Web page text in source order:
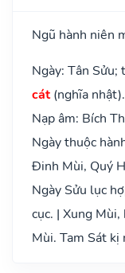
Ngũ hành niên
Ngày: Tân Sửu;
cát(nghĩa nhật).
Nạp âm: Bích
Ngày thuộc
Đinh Mùi, Quý
Ngày Sửu lục
cục. | Xung
Mùi. Tam Sát